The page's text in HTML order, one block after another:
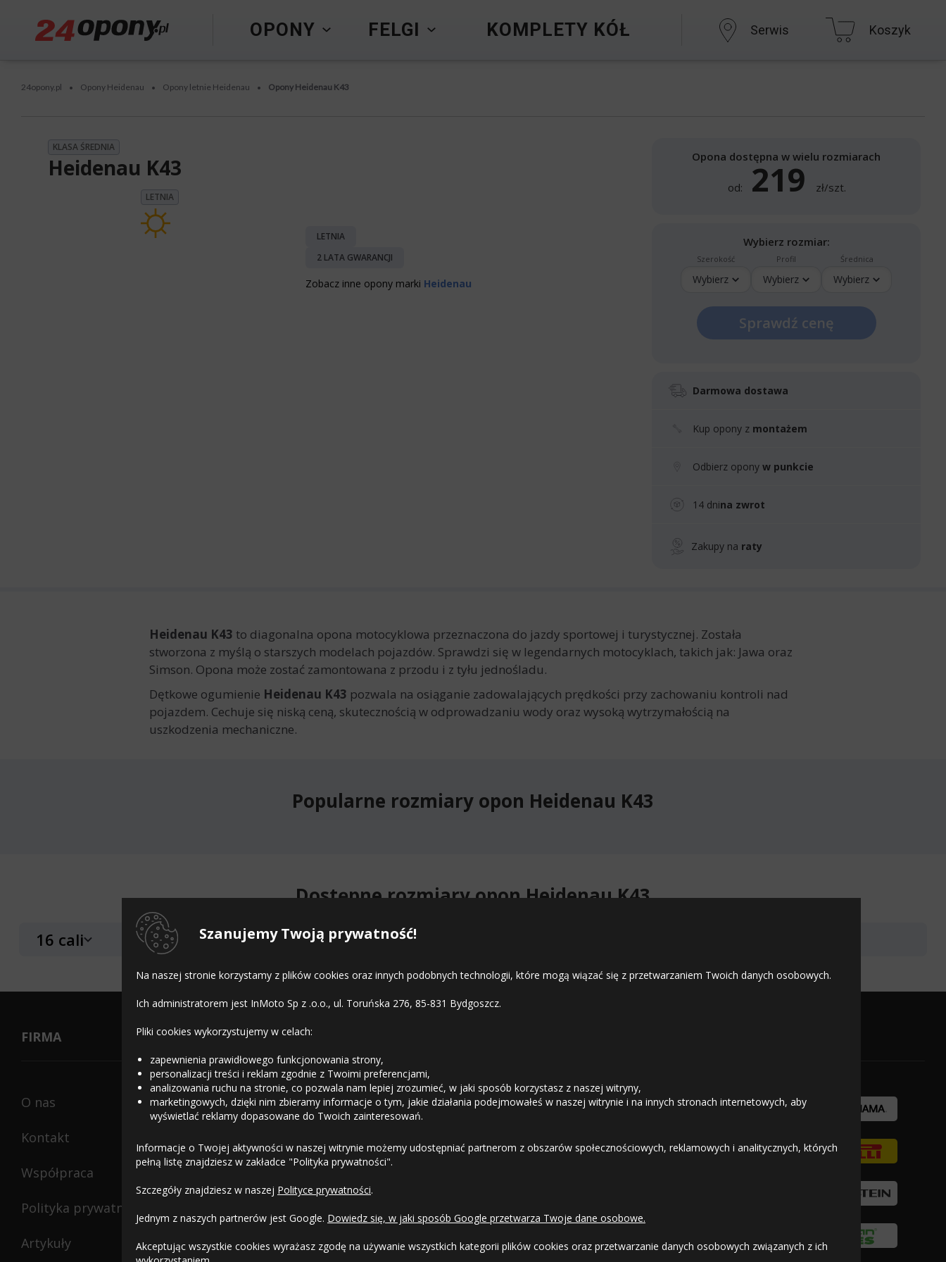
Szanujemy Twoją prywatność!
Na naszej stronie korzystamy z plików cookies oraz innych podobnych technologii, które mogą wiązać się z przetwarzaniem Twoich danych osobowych.
Ich administratorem jest InMoto Sp z .o.o., ul. Toruńska 276, 85-831 Bydgoszcz.
Pliki cookies wykorzystujemy w celach:
zapewnienia prawidłowego funkcjonowania strony,
personalizacji treści i reklam zgodnie z Twoimi preferencjami,
analizowania ruchu na stronie, co pozwala nam lepiej zrozumieć, w jaki sposób korzystasz z naszej witryny,
marketingowych, dzięki nim zbieramy informacje o tym, jakie działania podejmowałeś w naszej witrynie i na innych stronach internetowych, aby
wyświetlać reklamy dopasowane do Twoich zainteresowań.
Informacje o Twojej aktywności w naszej witrynie możemy udostępniać partnerom z obszarów społecznościowych, reklamowych i analitycznych, których
pełną listę znajdziesz w zakładce "Polityka prywatności".
Szczegóły znajdziesz w naszej Polityce prywatności.
Jednym z naszych partnerów jest Google. Dowiedz się, w jaki sposób Google przetwarza Twoje dane osobowe.
Akceptując wszystkie cookies wyrażasz zgodę na używanie wszystkich kategorii plików cookies oraz przetwarzanie danych osobowych związanych z ich
OPONY FELGI KOMPLETY KÓŁ Serwis Koszyk
24opony.pl • Opony Heidenau • Opony letnie Heidenau • Opony Heidenau K43
KLASA ŚREDNIA
Heidenau K43
LETNIA
Opona dostępna w wielu rozmiarach
od: 219 zł/szt.
Wybierz rozmiar:
Szerokość
Wybierz
Profil
Wybierz
Średnica
Wybierz
Sprawdź cenę
Darmowa dostawa
Kup opony z montażem
Odbierz opony w punkcie
14 dnina zwrot
Zakupy na raty
LETNIA
2 LATA GWARANCJI
Zobacz inne opony marki Heidenau
Heidenau K43 to diagonalna opona motocyklowa przeznaczona do jazdy sportowej i turystycznej. Została
stworzona z myślą o starszych modelach pojazdów. Sprawdzi się w legendarnych motocyklach, takich jak: Jawa oraz
Simson. Opona może zostać zamontowana z przodu i z tyłu jednośladu.
Dętkowe ogumienie Heidenau K43 pozwala na osiąganie zadowalających prędkości przy zachowaniu kontroli nad
pojazdem. Cechuje się niską ceną, skutecznością w odprowadzaniu wody oraz wysoką wytrzymałością na
uszkodzenia mechaniczne.
Popularne rozmiary opon Heidenau K43
Dostępne rozmiary opon Heidenau K43
16 cali
Heidenau K43
Data produkcji:nie
starsza niż 24 miesiące
Doręczymy17.08 - 18.08
Heidenau K43
WZMOCNIENIE (RF)
FIRMA
O nas
Kontakt
Współpraca
Polityka prywatności
Artykuły
Odstąpienie od umowy
Dlaczego warto kupić w 24opony.pl